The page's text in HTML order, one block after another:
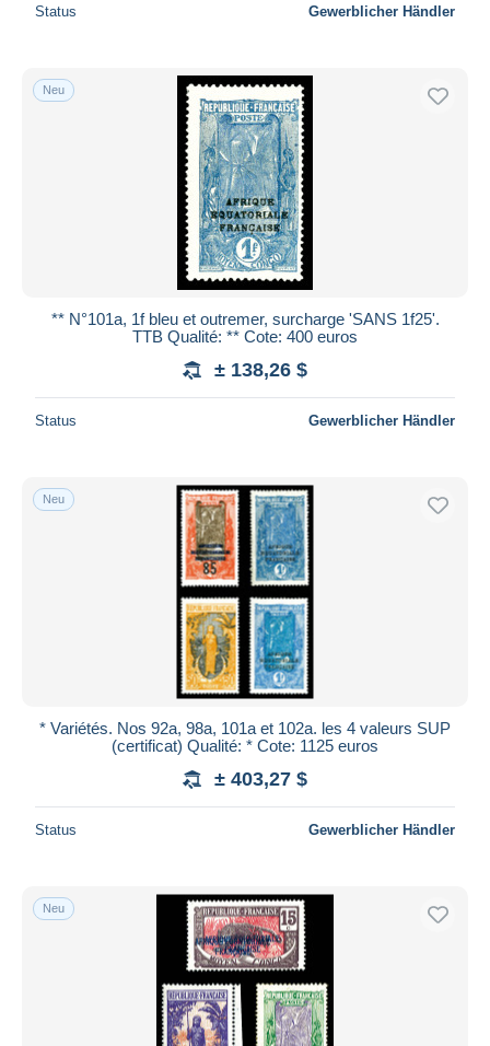
Status Gewerblicher Händler
Neu
** N°101a, 1f bleu et outremer, surcharge 'SANS 1f25'.
TTB Qualité: ** Cote: 400 euros
± 138,26 $
Status Gewerblicher Händler
Neu
* Variétés. Nos 92a, 98a, 101a et 102a. les 4 valeurs SUP
(certificat) Qualité: * Cote: 1125 euros
± 403,27 $
Status Gewerblicher Händler
Neu